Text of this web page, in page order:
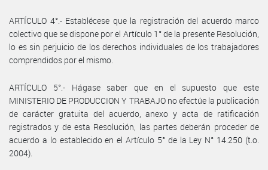
ARTÍCULO 4°.- Establécese que la registración del acuerdo marco
colectivo que se dispone por el Artículo 1° de la presente Resolución,
lo es sin perjuicio de los derechos individuales de los trabajadores
comprendidos por el mismo.
ARTÍCULO 5°.- Hágase saber que en el supuesto que este
MINISTERIO DE PRODUCCION Y TRABAJO no efectúe la publicación
de carácter gratuita del acuerdo, anexo y acta de ratificación
registrados y de esta Resolución, las partes deberán proceder de
acuerdo a lo establecido en el Artículo 5° de la Ley N° 14.250 (t.o.
2004).